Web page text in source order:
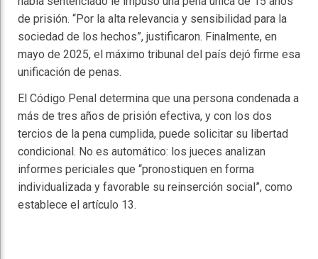
de prisión. “Por la alta relevancia y sensibilidad para la
sociedad de los hechos”, justificaron. Finalmente, en
mayo de 2025, el máximo tribunal del país dejó firme esa
unificación de penas.
El Código Penal determina que una persona condenada a
más de tres años de prisión efectiva, y con los dos
tercios de la pena cumplida, puede solicitar su libertad
condicional. No es automático: los jueces analizan
informes periciales que “pronostiquen en forma
individualizada y favorable su reinserción social”, como
establece el artículo 13.